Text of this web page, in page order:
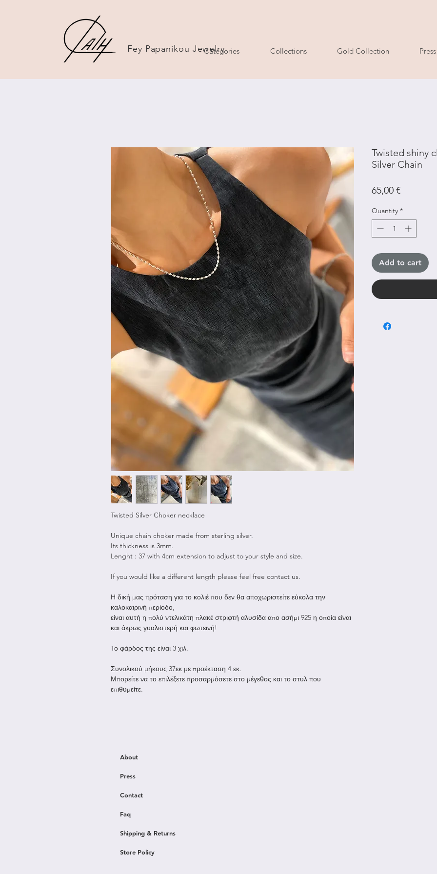
Fey Papanikou Jewelry
Categories Collections Gold Collection Press
Twisted Silver Choker necklace
Unique chain choker made from sterling silver.
Its thickness is 3mm.
Lenght : 37 with 4cm extension to adjust to your style and size.
If you would like a different length please feel free contact us.
Η δική μας πρόταση για το κολιέ που δεν θα αποχωριστείτε εύκολα την
καλοκαιρινή περίοδο,
είναι αυτή η πολύ ντελικάτη πλακέ στριφτή αλυσίδα απο ασήμι 925 η οποία είναι
και άκρως γυαλιστερή και φωτεινή!
Το φάρδος της είναι 3 χιλ.
Συνολικού μήκους 37εκ με προέκταση 4 εκ.
Μπορείτε να το επιλέξετε προσαρμόσετε στο μέγεθος και το στυλ που
επιθυμείτε.
Twisted shiny
Silver Chain
65,00 €Price
Quantity *
Add to cart
About
Press
Contact
Faq
Shipping & Returns
Store Policy